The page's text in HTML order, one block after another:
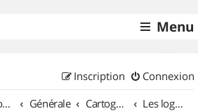
Menu
Connexion
Inscription
Accueil forum Générale Cartographie et GPS Les logiciels